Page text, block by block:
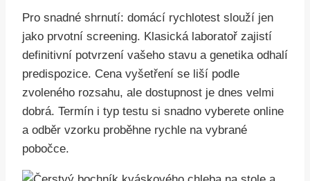
Pro snadné shrnutí: domácí rychlotest slouží jen
jako prvotní screening. Klasická laboratoř zajistí
definitivní potvrzení vašeho stavu a genetika odhalí
predispozice. Cena vyšetření se liší podle
zvoleného rozsahu, ale dostupnost je dnes velmi
dobrá. Termín i typ testu si snadno vyberete online
a odběr vzorku proběhne rychle na vybrané
pobočce.